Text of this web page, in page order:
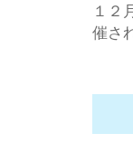
１２
催さ